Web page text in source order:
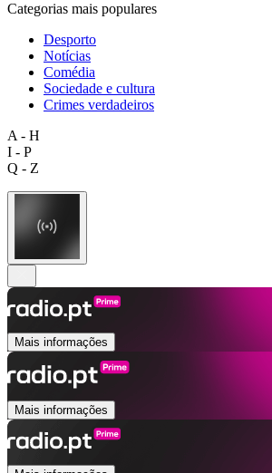
Categorias mais populares
Desporto
Notícias
Comédia
Sociedade e cultura
Crimes verdadeiros
A - H
I - P
Q - Z
Mais informações
Mais informações